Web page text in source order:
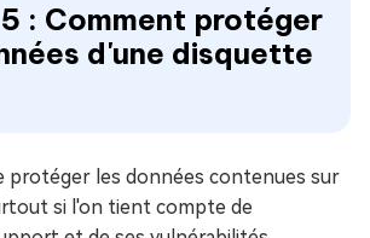
: Comment protéger
d'une disquette
protéger les données contenues sur
si l'on tient compte de